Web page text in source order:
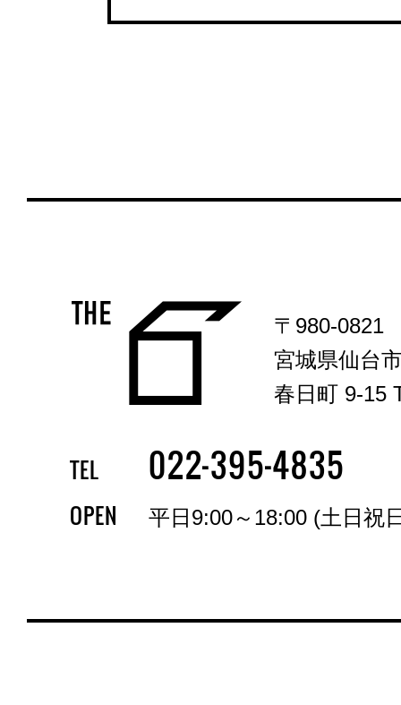
〒980-0821
宮城県仙台
春日町 9-15
TEL 022-395-4835
OPEN 平日9:00～18:00 (土日祝